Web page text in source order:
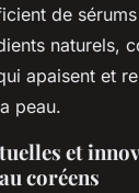
de
naturels,
apaisent et
peau.
et
coréens